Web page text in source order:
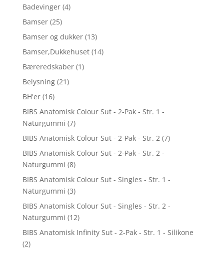
Badevinger (4)
Bamser (25)
Bamser og dukker (13)
Bamser,Dukkehuset (14)
Bæreredskaber (1)
Belysning (21)
BH'er (16)
BIBS Anatomisk Colour Sut - 2-Pak - Str. 1 -
Naturgummi (7)
BIBS Anatomisk Colour Sut - 2-Pak - Str. 2 (7)
BIBS Anatomisk Colour Sut - 2-Pak - Str. 2 -
Naturgummi (8)
BIBS Anatomisk Colour Sut - Singles - Str. 1 -
Naturgummi (3)
BIBS Anatomisk Colour Sut - Singles - Str. 2 -
Naturgummi (12)
BIBS Anatomisk Infinity Sut - 2-Pak - Str. 1 - Silikone
(2)